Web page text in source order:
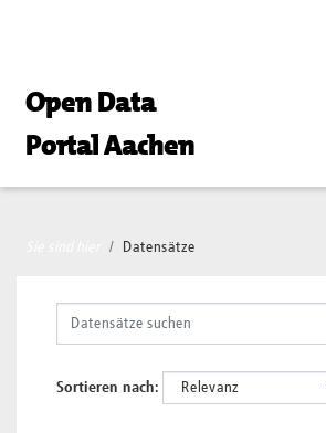
Open Data
Portal Aachen
Datensätze
Sortieren nach